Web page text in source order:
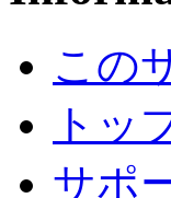
この
トッ
サポ